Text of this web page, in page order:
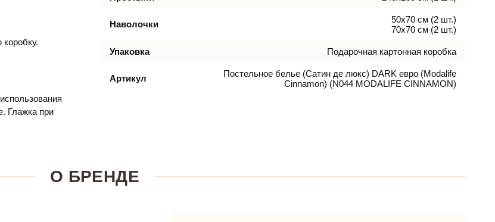
Глажка при
Наволочки
50х70 см (2 шт.)
70х70 см (2 шт.)
Упаковка Подарочная картонная коробка
Артикул
Постельное белье (Сатин де люкс) DARK евро (Modalife
Cinnamon) (N044 MODALIFE CINNAMON)
О БРЕНДЕ